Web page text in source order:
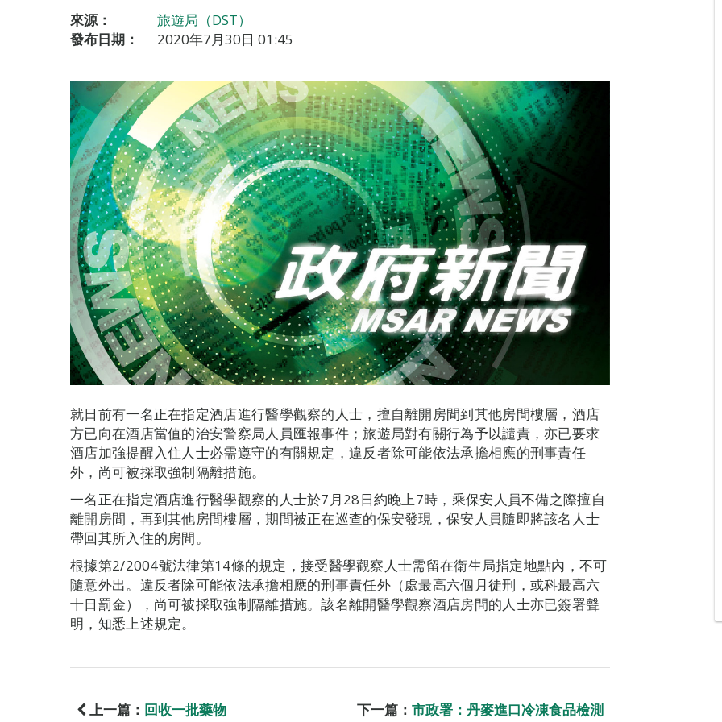
來源：
旅遊局（DST）
發布日期：
2020年7月30日 01:45
就日前有一名正在指定酒店進行醫學觀察的人士，擅自離開房間到其他房間樓層，酒店
方已向在酒店當值的治安警察局人員匯報事件；旅遊局對有關行為予以譴責，亦已要求
酒店加強提醒入住人士必需遵守的有關規定，違反者除可能依法承擔相應的刑事責任
外，尚可被採取強制隔離措施。
一名正在指定酒店進行醫學觀察的人士於7月28日約晚上7時，乘保安人員不備之際擅自
離開房間，再到其他房間樓層，期間被正在巡查的保安發現，保安人員隨即將該名人士
帶回其所入住的房間。
根據第2/2004號法律第14條的規定，接受醫學觀察人士需留在衛生局指定地點內，不可
隨意外出。違反者除可能依法承擔相應的刑事責任外（處最高六個月徒刑，或科最高六
十日罰金），尚可被採取強制隔離措施。該名離開醫學觀察酒店房間的人士亦已簽署聲
明，知悉上述規定。
上一篇： 回收一批藥物 下一篇： 市政署：丹麥進口冷凍食品檢測